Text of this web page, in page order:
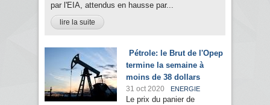
par l'EIA, attendus en hausse par...
lire la suite
Pétrole: le Brut de l'Opep
termine la semaine à
moins de 38 dollars
31 oct 2020 ENERGIE
Le prix du panier de